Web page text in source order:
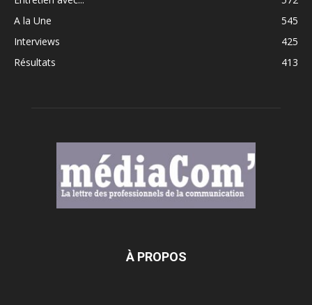
A la Une
545
Interviews
425
Résultats
413
À PROPOS